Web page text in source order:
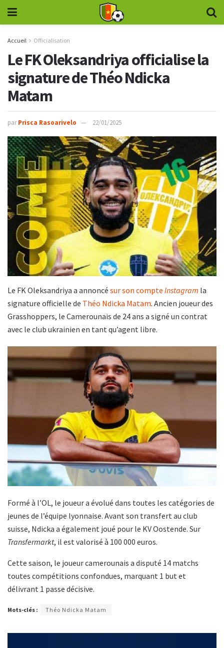
Accueil Officialisation
Le FK Oleksandriya officialise la
signature de Théo Ndicka
Matam
par Prisca Rasoarivelo 22/01/2025
Le FK Oleksandriya a annoncé sur son compte Instagram la
signature officielle de Théo Ndicka Matam. Ancien joueur des
Grasshoppers, le Camerounais de 24 ans a signé un contrat
avec le club ukrainien en tant qu’agent libre.
Formé à l’OL, le joueur a évolué dans toutes les catégories de
jeunes de l’équipe lyonnaise. Avant son transfert au club
suisse, Ndicka a également joué pour le KV Oostende. Sur
Transfermarkt, il est valorisé à 100 000 euros.
Cette saison, le joueur camerounais a disputé 14 matchs
toutes compétitions confondues, marquant 1 but et
délivrant 1 passe décisive.
Mots-clés : Théo Ndicka Matam